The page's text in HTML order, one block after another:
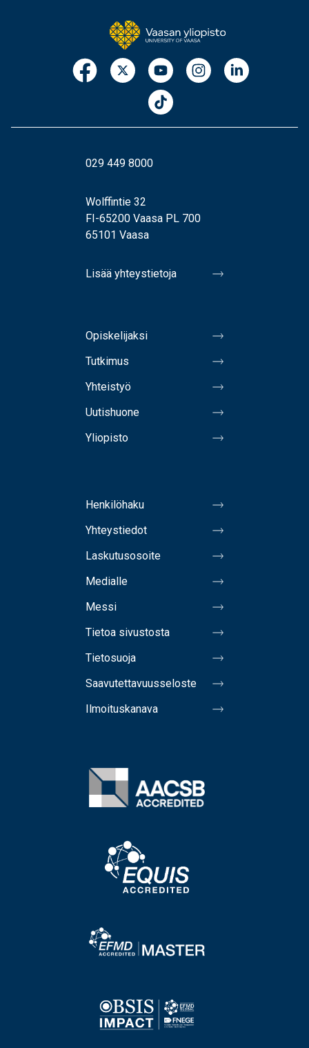
029 449 8000
Wolffintie 32
FI-65200 Vaasa PL 700
65101 Vaasa
Lisää yhteystietoja
Opiskelijaksi
Tutkimus
Yhteistyö
Uutishuone
Yliopisto
Henkilöhaku
Yhteystiedot
Laskutusosoite
Medialle
Messi
Tietoa sivustosta
Tietosuoja
Saavutettavuusseloste
Ilmoituskanava
Image
Image
Image
Image